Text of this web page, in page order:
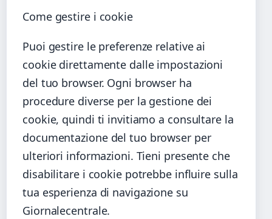
Come gestire i cookie
Puoi gestire le preferenze relative ai
cookie direttamente dalle impostazioni
del tuo browser. Ogni browser ha
procedure diverse per la gestione dei
cookie, quindi ti invitiamo a consultare la
documentazione del tuo browser per
ulteriori informazioni. Tieni presente che
disabilitare i cookie potrebbe influire sulla
tua esperienza di navigazione su
Giornalecentrale.